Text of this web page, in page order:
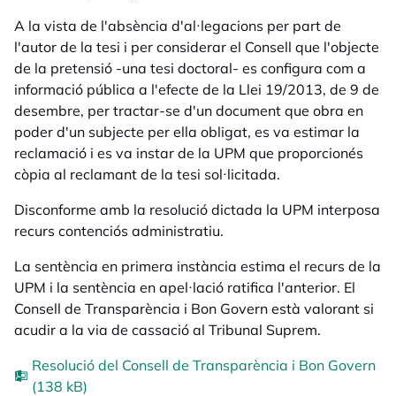
A la vista de l'absència d'al·legacions per part de
l'autor de la tesi i per considerar el Consell que l'objecte
de la pretensió -una tesi doctoral- es configura com a
informació pública a l'efecte de la Llei 19/2013, de 9 de
desembre, per tractar-se d'un document que obra en
poder d'un subjecte per ella obligat, es va estimar la
reclamació i es va instar de la UPM que proporcionés
còpia al reclamant de la tesi sol·licitada.
Disconforme amb la resolució dictada la UPM interposa
recurs contenciós administratiu.
La sentència en primera instància estima el recurs de la
UPM i la sentència en apel·lació ratifica l'anterior. El
Consell de Transparència i Bon Govern està valorant si
acudir a la via de cassació al Tribunal Suprem.
Resolució del Consell de Transparència i Bon Govern
(138 kB)